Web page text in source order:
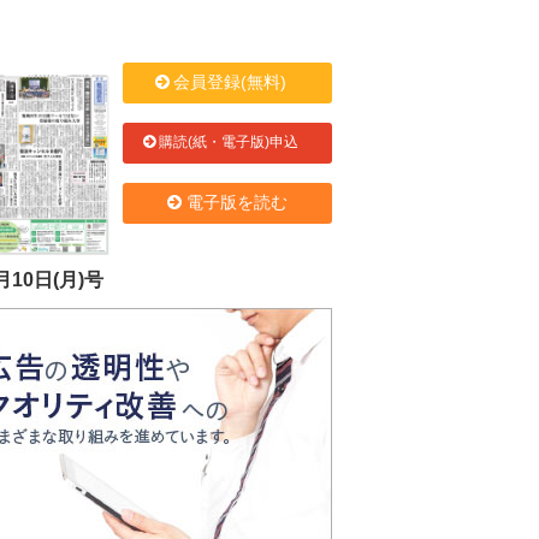
10日(月)号
会員登録(無料)
購読(紙・電子版)申込
電子版を読む